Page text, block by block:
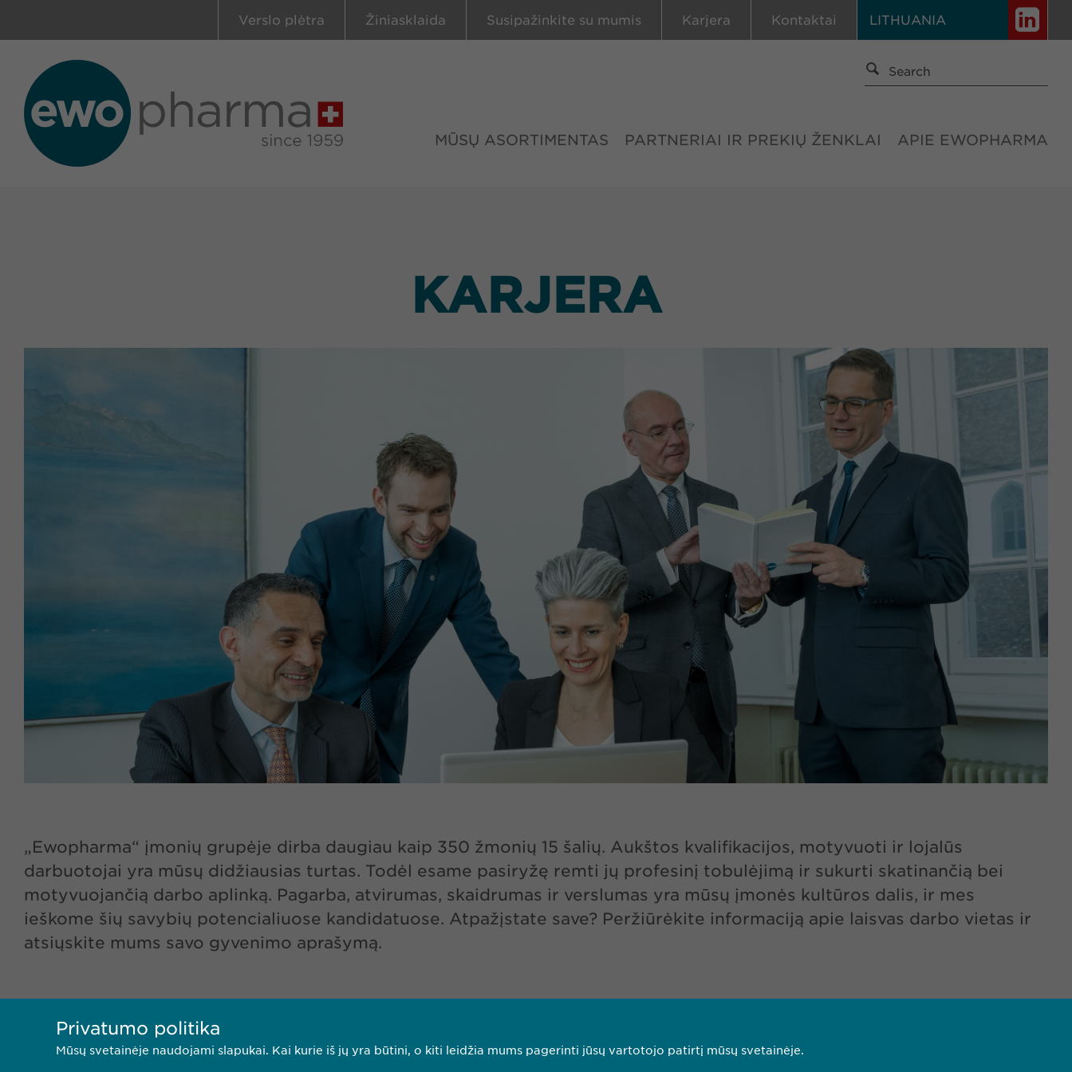
LITHUANIA
Verslo plėtra Žiniasklaida Susipažinkite su mumis Karjera Kontaktai
MŪSŲ ASORTIMENTAS PARTNERIAI IR PREKIŲ ŽENKLAI APIE EWOPHARMA
KARJERA
„Ewopharma“ įmonių grupėje dirba daugiau kaip 350 žmonių 15 šalių. Aukštos kvalifikacijos, motyvuoti ir lojalūs
darbuotojai yra mūsų didžiausias turtas. Todėl esame pasiryžę remti jų profesinį tobulėjimą ir sukurti skatinančią bei
motyvuojančią darbo aplinką. Pagarba, atvirumas, skaidrumas ir verslumas yra mūsų įmonės kultūros dalis, ir mes
ieškome šių savybių potencialiuose kandidatuose. Atpažįstate save? Peržiūrėkite informaciją apie laisvas darbo vietas ir
atsiųskite mums savo gyvenimo aprašymą.
DOMINANTIS DARBO PASIŪLYMAS
Privatumo politika
Mūsų svetainėje naudojami slapukai. Kai kurie iš jų yra būtini, o kiti leidžia mums pagerinti jūsų vartotojo patirtį mūsų svetainėje.